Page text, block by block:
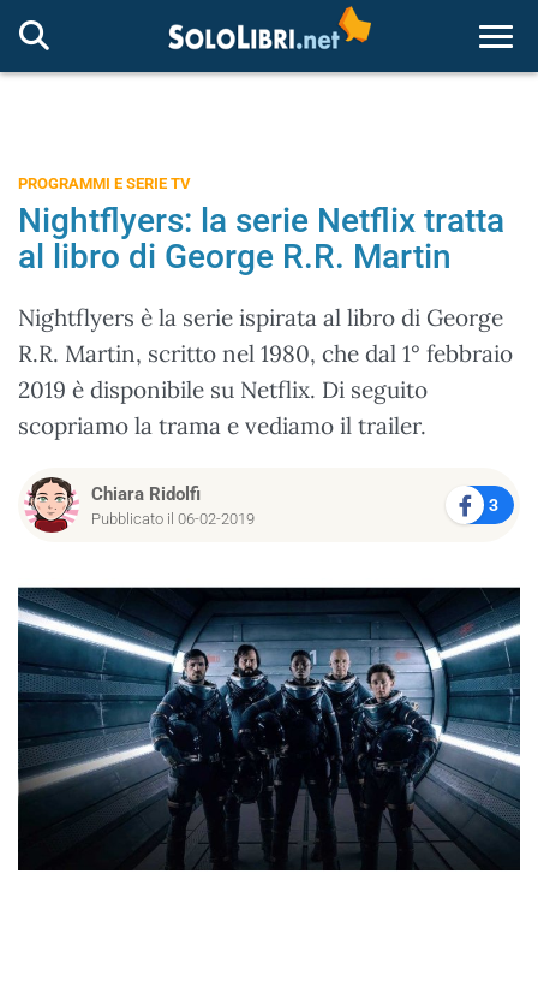
PROGRAMMI E SERIE TV
Nightflyers: la serie Netflix tratta
al libro di George R.R. Martin
Nightflyers è la serie ispirata al libro di George
R.R. Martin, scritto nel 1980, che dal 1° febbraio
2019 è disponibile su Netflix. Di seguito
scopriamo la trama e vediamo il trailer.
Chiara Ridolfi
Pubblicato il 06-02-2019
3